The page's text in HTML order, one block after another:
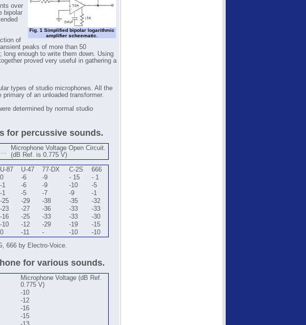
Fig. 1 Simplified bipolar logarithmic
amplifier scheematic.
over
bipolar
of
peaks of more than 50
enough to write them down. Using
proved very useful in gathering a
types of studio microphones. All the
of an unloaded transformer.
determined by normal studio
for percussive sounds.
Microphone Voltage Open Circuit.
(dB Ref. is 0.775 V)
U-87 U-47 77-DX C-2S
666
0 -6 -9 - 15
- 1
-1 -6 -9 -10
-5
-1 -5 -7 -9
-1
-25 -29 -38 -35
-32
-23 -27 -36 -33
-33
-16 -25 -33 -33
-30
-10 -12 -29 -19
-15
0 -11 - -10
-10
666 by Electro-Voice.
for various sounds.
Microphone Voltage (dB Ref.
0.775 V)
-10
-12
-16
-15